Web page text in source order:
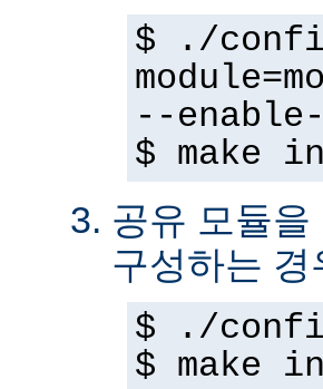
$ ./
--
$ make
공유 모듈을
구성하는 경
$ ./
$ make